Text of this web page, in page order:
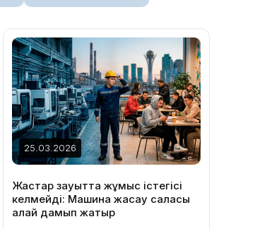
25.03.2026
Жастар зауытта жұмыс істегісі
келмейді: Машина жасау саласы
қалай дамып жатыр